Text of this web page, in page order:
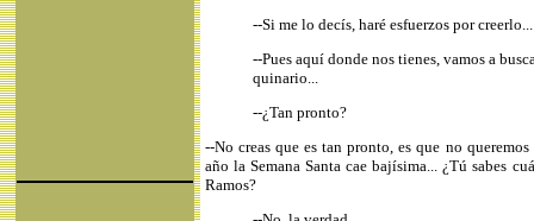
--Si me lo decís, haré esfuerzos por creerlo...
--Pues aquí donde nos tienes, vamos a
quinario...
--¿Tan pronto?
--No creas que es tan pronto, es que no
año la Semana Santa cae bajísima... ¿Tú sabes
Ramos?